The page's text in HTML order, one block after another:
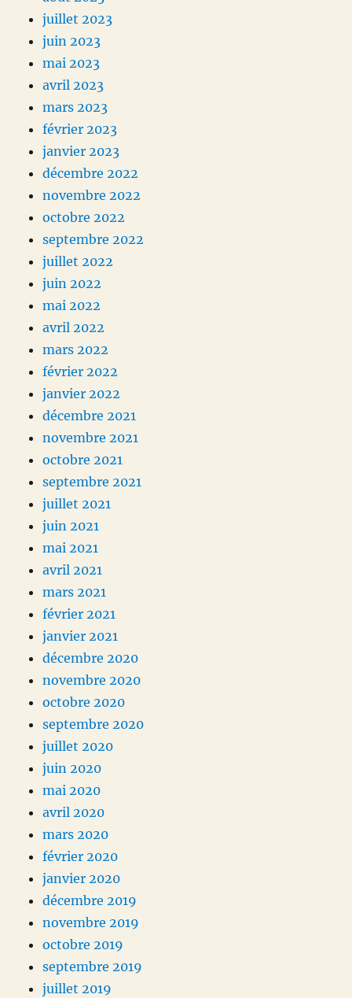
juillet 2023
juin 2023
mai 2023
avril 2023
mars 2023
février 2023
janvier 2023
décembre 2022
novembre 2022
octobre 2022
septembre 2022
juillet 2022
juin 2022
mai 2022
avril 2022
mars 2022
février 2022
janvier 2022
décembre 2021
novembre 2021
octobre 2021
septembre 2021
juillet 2021
juin 2021
mai 2021
avril 2021
mars 2021
février 2021
janvier 2021
décembre 2020
novembre 2020
octobre 2020
septembre 2020
juillet 2020
juin 2020
mai 2020
avril 2020
mars 2020
février 2020
janvier 2020
décembre 2019
novembre 2019
octobre 2019
septembre 2019
juillet 2019